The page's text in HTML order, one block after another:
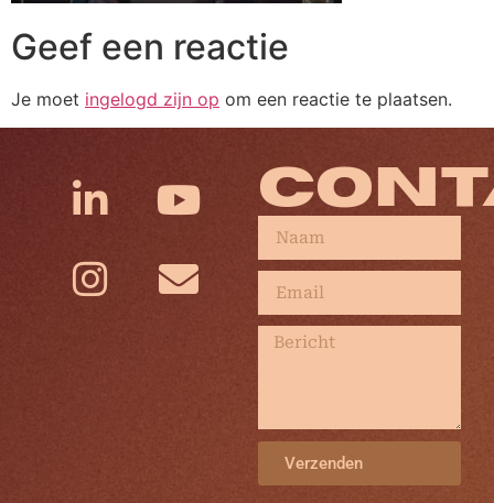
Geef een reactie
Je moet ingelogd zijn op om een reactie te plaatsen.
Verzenden